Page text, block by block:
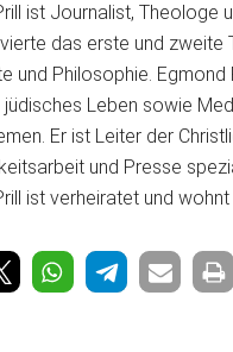
ist Journalist, Theologe
das erste und zweite
und Philosophie.
jüdisches Leben sowie
Er ist Leiter der
und Presse
ist verheiratet und